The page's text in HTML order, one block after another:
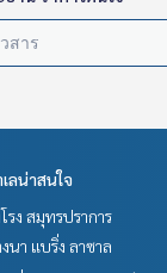
ลน่าสนใจ
รง สมุทรปราการ
นา แบริ่ง ลาซาล